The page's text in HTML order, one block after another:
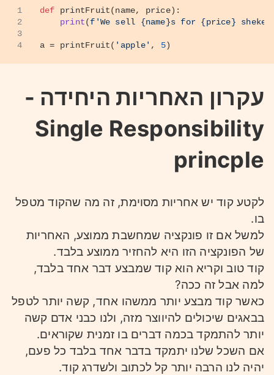
1
2
3
4
def printFruit(name, price):
print(f'We sell {name}s for {price}
a = printFruit( 'apple' , 5)
עקרון האחריות היחידה -
Single Responsibility
princple
לקטע קוד יש אחריות מסוימת, זה מה שהקוד מטפל
בו.
למשל אם זו פונקציה שמחשבת ממוצע, האחריות
של הפונקציה הזו היא להחזיר ממוצע בלבד.
קוד טוב וקריא הוא קוד שמבצע דבר אחד בלבד,
למה אבל זה ככה?
כאשר קוד מבצע יותר ממשהו אחד, קשה יותר לטפל
בבאגים שיכולים להיווצר מזה, ולנו כבני אדם קשה
יותר להתמקד בכמה דברים בו זמנית שקוראים.
אם השכל שלנו יתמקד בדבר אחד בלבד כל פעם,
יהיה לנו הרבה יותר קל לכתוב ולשדרג קוד.